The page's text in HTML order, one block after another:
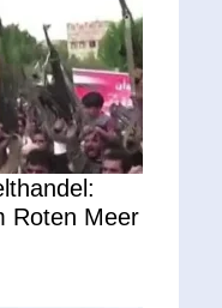
Roten Meer